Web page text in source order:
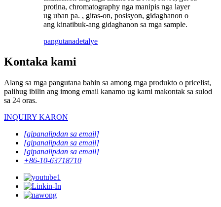
protina, chromatography nga manipis nga layer
ug uban pa. , gitas-on, posisyon, gidaghanon o
ang kinatibuk-ang gidaghanon sa mga sample.
pangutanadetalye
Kontaka kami
Alang sa mga pangutana bahin sa among mga produkto o pricelist,
palihug ibilin ang imong email kanamo ug kami makontak sa sulod
sa 24 oras.
INQUIRY KARON
[gipanalipdan sa email]
[gipanalipdan sa email]
[gipanalipdan sa email]
+86-10-63718710